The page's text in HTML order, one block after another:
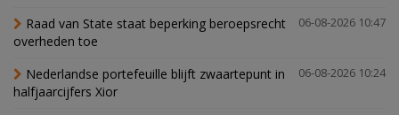
06-08-2026 10:47
Raad van State staat beperking beroepsrecht
overheden toe
06-08-2026 10:24
Nederlandse portefeuille blijft zwaartepunt in
halfjaarcijfers Xior